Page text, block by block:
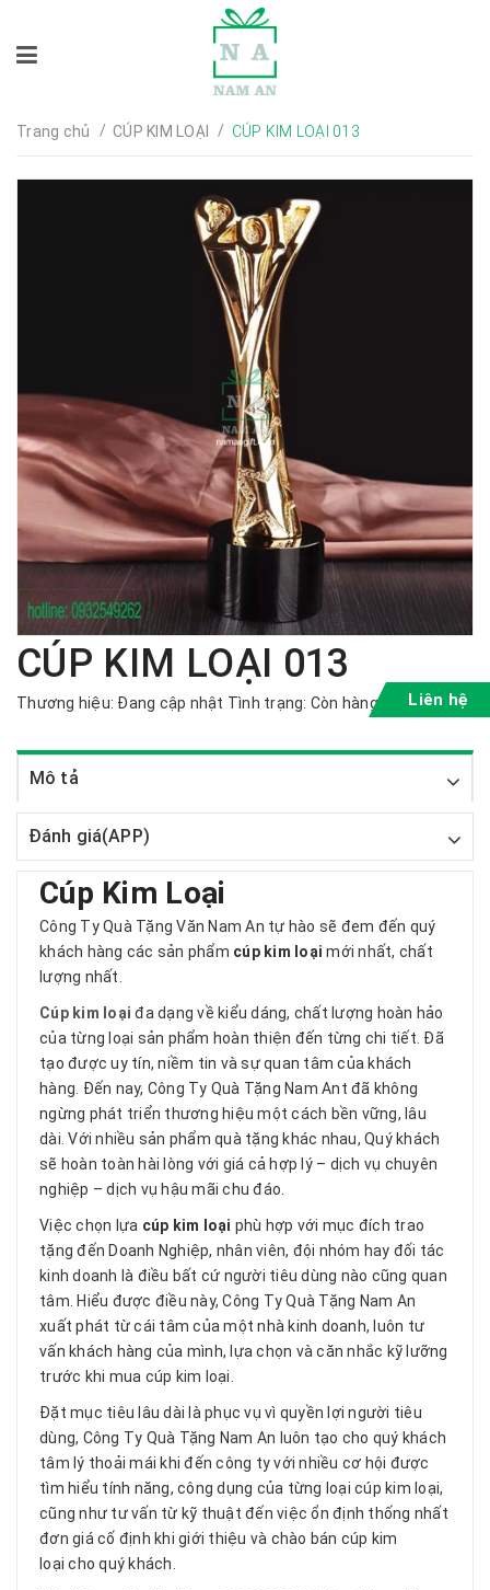
Trang chủ / CÚP KIM LOẠI / CÚP KIM LOẠI 013
CÚP KIM LOẠI 013
Thương hiệu: Đang cập nhật Tình trạng: Còn hàng Liên hệ
Mô tả
Đánh giá(APP)
Cúp Kim Loại
Công Ty Quà Tặng Văn Nam An tự hào sẽ đem đến quý
khách hàng các sản phẩm cúp kim loại mới nhất, chất
lượng nhất.
Cúp kim loại đa dạng về kiểu dáng, chất lượng hoàn hảo
của từng loại sản phẩm hoàn thiện đến từng chi tiết. Đã
tạo được uy tín, niềm tin và sự quan tâm của khách
hàng. Đến nay, Công Ty Quà Tặng Nam Ant đã không
ngừng phát triển thương hiệu một cách bền vững, lâu
dài. Với nhiều sản phẩm quà tặng khác nhau, Quý khách
sẽ hoàn toàn hài lòng với giá cả hợp lý – dịch vụ chuyên
nghiệp – dịch vụ hậu mãi chu đáo.
Việc chọn lựa cúp kim loại phù hợp với mục đích trao
tặng đến Doanh Nghiệp, nhân viên, đội nhóm hay đối tác
kinh doanh là điều bất cứ người tiêu dùng nào cũng quan
tâm. Hiểu được điều này, Công Ty Quà Tặng Nam An
xuất phát từ cái tâm của một nhà kinh doanh, luôn tư
vấn khách hàng của mình, lựa chọn và căn nhắc kỹ lưỡng
trước khi mua cúp kim loại.
Đặt mục tiêu lâu dài là phục vụ vì quyền lợi người tiêu
dùng, Công Ty Quà Tặng Nam An luôn tạo cho quý khách
tâm lý thoải mái khi đến công ty với nhiều cơ hội được
tìm hiểu tính năng, công dụng của từng loại cúp kim loại,
cũng như tư vấn từ kỹ thuật đến việc ổn định thống nhất
đơn giá cố định khi giới thiệu và chào bán cúp kim
loại cho quý khách.